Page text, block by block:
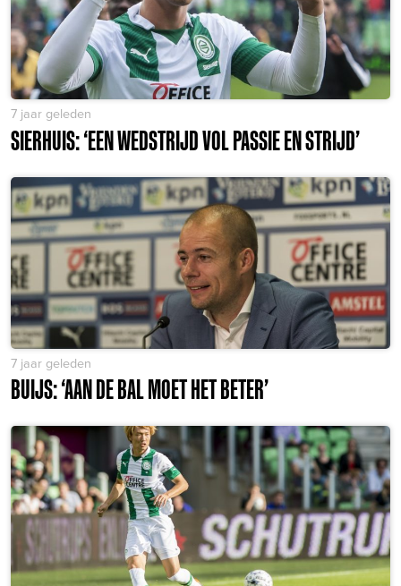
7 jaar geleden
SIERHUIS: ‘EEN WEDSTRIJD VOL PASSIE EN STRIJD’
7 jaar geleden
BUIJS: ‘AAN DE BAL MOET HET BETER’